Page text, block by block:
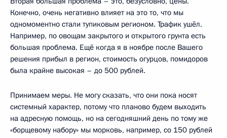
Конечно, очень негативно влияет на это то, что мы
одномоментно стали тупиковым регионом. Трафик ушёл.
Например, по овощам закрытого и открытого грунта есть
большая проблема. Ещё когда я в ноябре после Вашего
решения прибыл в регион, стоимость огурцов, помидоров
была крайне высокая – до 500 рублей.
Принимаем меры. Не могу сказать, что они пока носят
системный характер, потому что планово будем выходить
на адресную помощь, но на сегодняшний день по тому же
«борщевому набору» мы морковь, например, со 150 рублей